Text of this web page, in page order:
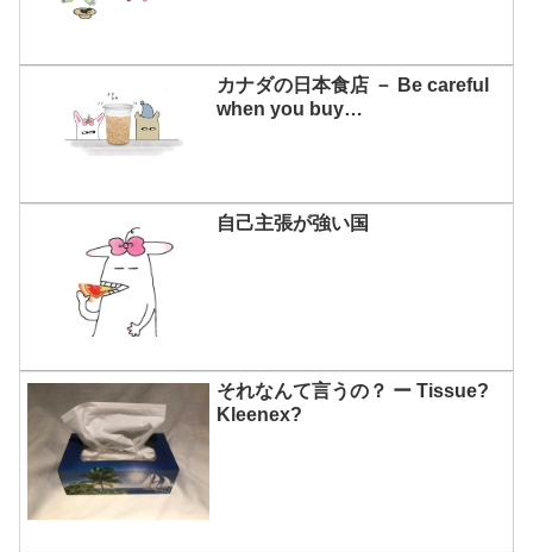
カナダの日本食店 － Be careful
when you buy…
自己主張が強い国
それなんて言うの？ ー Tissue?
Kleenex?